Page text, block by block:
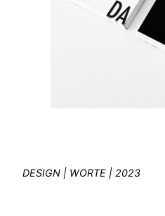
DESIGN | WORTE | 2023